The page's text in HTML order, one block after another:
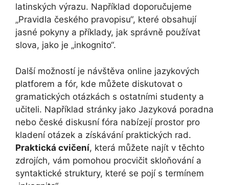
latinských výrazu. Například doporučujeme
„Pravidla českého pravopisu“, které obsahují
jasné pokyny a příklady, jak správně používat
slova, jako je „inkognito“.
Další možností je návštěva online jazykových
platforem a fór, kde můžete diskutovat o
gramatických otázkách s ostatními studenty a
učiteli. Například stránky jako Jazyková poradna
nebo české diskusní fóra nabízejí prostor pro
kladení otázek a získávání praktických rad.
Praktická cvičení, která můžete najít v těchto
zdrojích, vám pomohou procvičit skloňování a
syntaktické struktury, které se pojí s termínem